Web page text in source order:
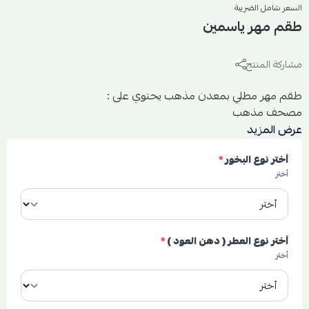
السعر شامل الضريبة
طقم مهر ياسمين
مشاركة المنتج
طقم مهر مطلي بمعدن مذهب يحتوي على :
مصحف مذهب
كرستاله للعطر
مكان مخصص لوضع المهر
كما يوجد امكانيه طباعه عباره خاصه
عرض المزيد
أختر نوع البخور*
أختر
أختر نوع العطر ( دهن العود )*
أختر